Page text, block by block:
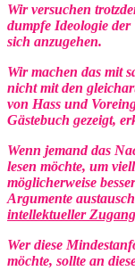
Wir versuchen
dumpfe Ideologie
sich anzugehen.
Wir machen das mit
nicht mit den
von Hass und
Gästebuch gezeigt,
Wenn jemand das
lesen möchte, um
möglicherweise
Argumente
intellektueller Zugang
Wer diese
möchte, sollte an